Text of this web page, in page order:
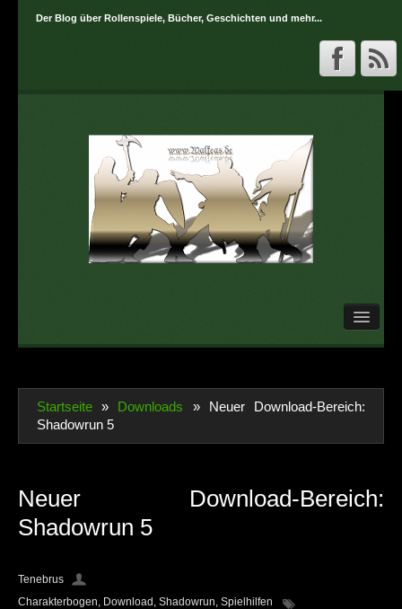
Der Blog über Rollenspiele, Bücher, Geschichten und mehr...
Kontakt
Impressum
Startseite » Downloads » Neuer Download-Bereich:
Shadowrun 5
Neuer Download-Bereich:
Shadowrun 5
Tenebrus
Charakterbogen, Download , Shadowrun, Spielhilfen